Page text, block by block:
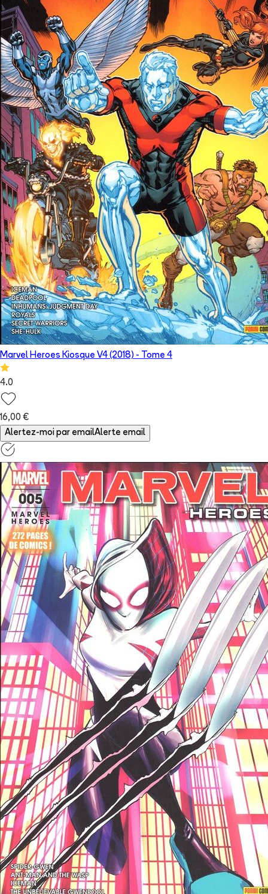
Marvel Heroes Kiosque V4 (2018) - Tome 4
4.0
16,00 €
Alertez-moi par emailAlerte email